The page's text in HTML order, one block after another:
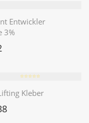
Entwickler
3%
⭐️⭐️⭐️⭐️⭐️
Kleber